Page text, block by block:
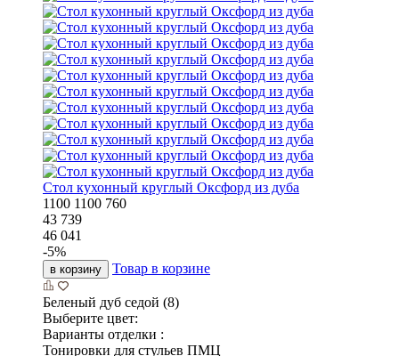
Стол кухонный круглый Оксфорд из дуба
1100 1100 760
43 739
46 041
-5%
в корзину Товар в корзине
Беленый дуб седой (8)
Выберите цвет:
Варианты отделки :
Тонировки для стульев ПМЦ